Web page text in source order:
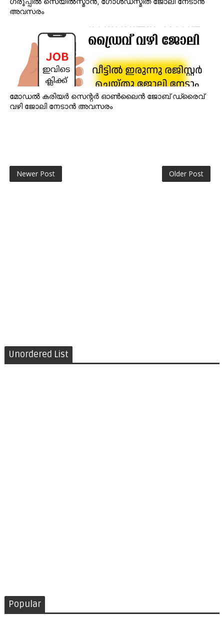
അവസരം
മോഡൽ കരിയർ സെന്റർ ഓൺലൈൻ ജോബ് ഡ്രൈവ്
വഴി ജോലി നേടാൻ അവസരം
Newer Post Older Post
Unordered List
Popular